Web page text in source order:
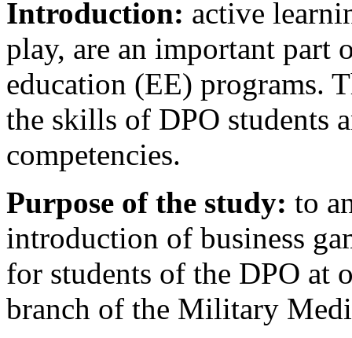
Introduction: аctive
play, are an important part
education (EE) programs.
the skills of DPO students
competencies.
Purpose of the study: to
introduction of business
for students of the DPO at
branch of the Military